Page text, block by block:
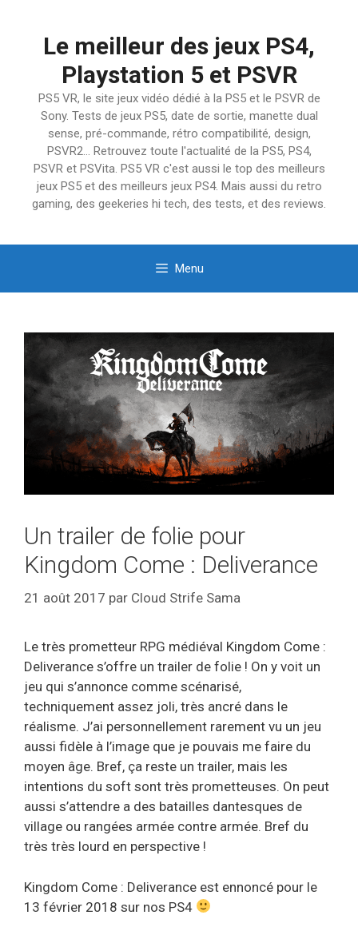
Le meilleur des jeux PS4,
Playstation 5 et PSVR
PS5 VR, le site jeux vidéo dédié à la PS5 et le PSVR de
Sony. Tests de jeux PS5, date de sortie, manette dual
sense, pré-commande, rétro compatibilité, design,
PSVR2… Retrouvez toute l'actualité de la PS5, PS4,
PSVR et PSVita. PS5 VR c'est aussi le top des meilleurs
jeux PS5 et des meilleurs jeux PS4. Mais aussi du retro
gaming, des geekeries hi tech, des tests, et des reviews.
Menu
Un trailer de folie pour
Kingdom Come : Deliverance
21 août 2017 par Cloud Strife Sama
Le très prometteur RPG médiéval Kingdom Come :
Deliverance s’offre un trailer de folie ! On y voit un
jeu qui s’annonce comme scénarisé,
techniquement assez joli, très ancré dans le
réalisme. J’ai personnellement rarement vu un jeu
aussi fidèle à l’image que je pouvais me faire du
moyen âge. Bref, ça reste un trailer, mais les
intentions du soft sont très prometteuses. On peut
aussi s’attendre a des batailles dantesques de
village ou rangées armée contre armée. Bref du
très très lourd en perspective !
Kingdom Come : Deliverance est ennoncé pour le
13 février 2018 sur nos PS4